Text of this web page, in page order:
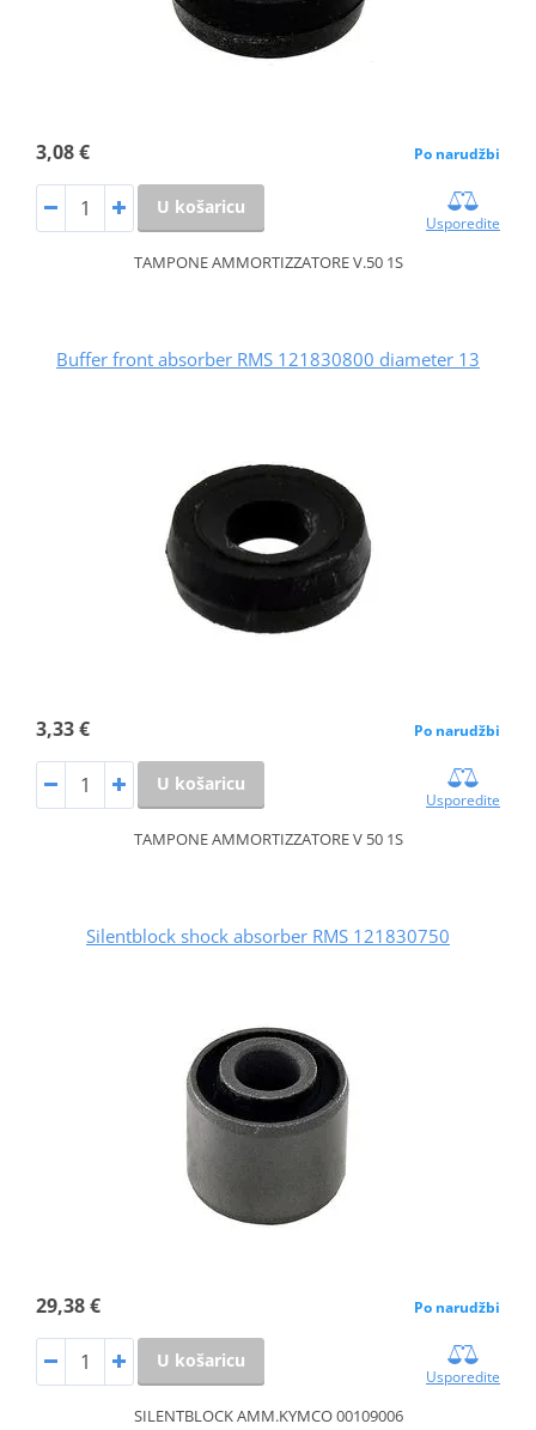
3,08 € Po narudžbi
U košaricu
Usporedite
TAMPONE AMMORTIZZATORE V.50 1S
Buffer front absorber RMS 121830800 diameter 13
3,33 € Po narudžbi
U košaricu
Usporedite
TAMPONE AMMORTIZZATORE V 50 1S
Silentblock shock absorber RMS 121830750
29,38 € Po narudžbi
U košaricu
Usporedite
SILENTBLOCK AMM.KYMCO 00109006